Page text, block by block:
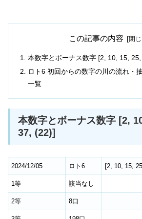
この記事の内容
本数字とボーナス数字 [2, 10, 15,
ロト6 初回からの数字の川の流れ・
一覧
本数字とボーナス数字 [2,
37, (22)]
2024/12/05 ロト6 [2, 10, 15, 25
1等 該当なし
2等 8口